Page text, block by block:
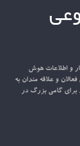
و اطلاعات هوش
و علاقه مندان به
برای گامی بزرگ در